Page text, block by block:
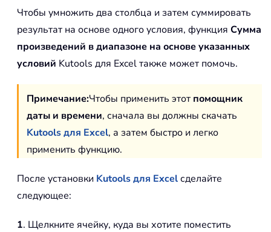
Чтобы умножить два столбца и затем суммировать
результат на основе одного условия, функция Сумма
произведений в диапазоне на основе указанных
условий Kutools для Excel также может помочь.
Примечание:Чтобы применить этот помощник
даты и времени, сначала вы должны скачать
Kutools для Excel, а затем быстро и легко
применить функцию.
После установки Kutools для Excelсделайте
следующее:
1. Щелкните ячейку, куда вы хотите поместить